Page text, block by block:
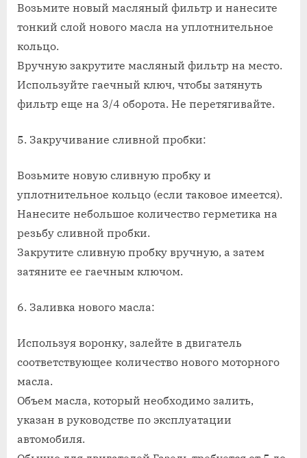
Возьмите новый масляный фильтр и нанесите
тонкий слой нового масла на уплотнительное
кольцо.
Вручную закрутите масляный фильтр на место.
Используйте гаечный ключ, чтобы затянуть
фильтр еще на 3/4 оборота. Не перетягивайте.
5. Закручивание сливной пробки:
Возьмите новую сливную пробку и
уплотнительное кольцо (если таковое имеется).
Нанесите небольшое количество герметика на
резьбу сливной пробки.
Закрутите сливную пробку вручную, а затем
затяните ее гаечным ключом.
6. Заливка нового масла:
Используя воронку, залейте в двигатель
соответствующее количество нового моторного
масла.
Объем масла, который необходимо залить,
указан в руководстве по эксплуатации
автомобиля.